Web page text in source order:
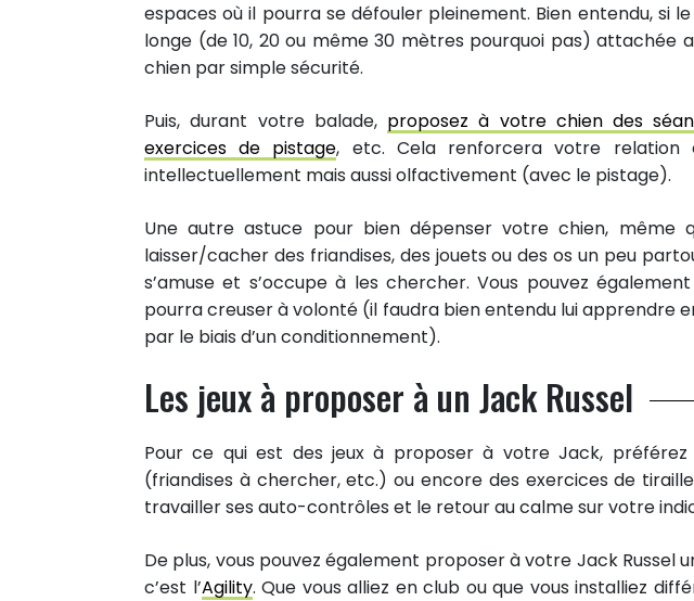
Partager sur facebook
Epingler sur Pinterest
espaces où il pourra se défouler pleinement. Bien entendu, si
longe (de 10, 20 ou même 30 mètres pourquoi pas) attachée
chien par simple sécurité.
Puis, durant votre balade, proposez à votre chien des
exercices de pistage, etc. Cela renforcera votre
intellectuellement mais aussi olfactivement (avec le pistage).
Une autre astuce pour bien dépenser votre chien, même
laisser/cacher des friandises, des jouets ou des os un peu
s’amuse et s’occupe à les chercher. Vous pouvez
pourra creuser à volonté (il faudra bien entendu lui apprendre
par le biais d’un conditionnement).
Les jeux à proposer à un Jack Russel
Pour ce qui est des jeux à proposer à votre Jack,
(friandises à chercher, etc.) ou encore des exercices de
travailler ses auto-contrôles et le retour au calme sur votre
De plus, vous pouvez également proposer à votre Jack Russel
c’est l’Agility. Que vous alliez en club ou que vous installiez